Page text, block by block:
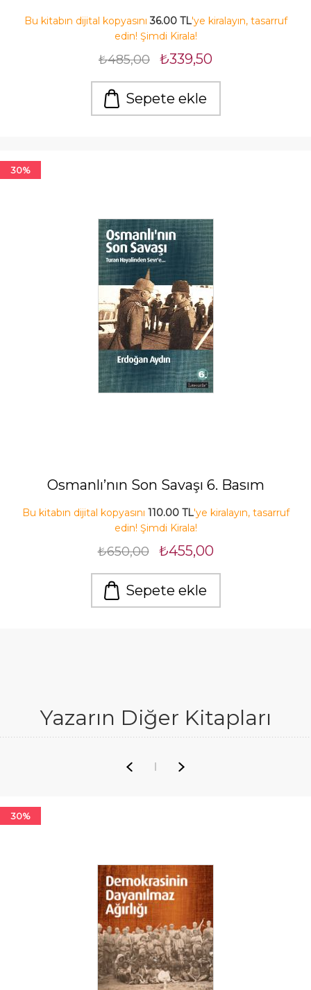
Bu kitabın dijital kopyasını36.00 TL'ye kiralayın, tasarruf
edin! Şimdi Kirala!
₺485,00 ₺339,50
Sepete ekle
30%
Osmanlı’nın Son Savaşı 6. Basım
Bu kitabın dijital kopyasını 110.00 TL'ye kiralayın, tasarruf
edin! Şimdi Kirala!
₺650,00 ₺455,00
Sepete ekle
Yazarın Diğer Kitapları
30%